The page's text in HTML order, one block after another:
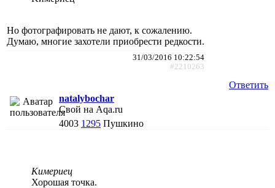
Но фотографировать не дают, к сожалению.
Думаю, многие захотели приобрести редкости.
31/03/2016 10:22:54
#2210263
Ответить
natalybochar
Свой на Aqa.ru
4003 1295 Пушкино
Kимериец
Хорошая точка.